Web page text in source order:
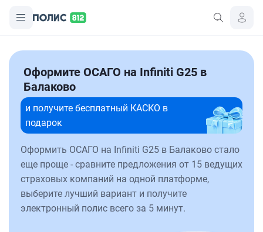
Оформите ОСАГО на Infiniti G25 в
Балаково
и получите бесплатный КАСКО в
подарок
Оформить ОСАГО на Infiniti G25 в Балаково стало
еще проще - сравните предложения от 15 ведущих
страховых компаний на одной платформе,
выберите лучший вариант и получите
электронный полис всего за 5 минут.